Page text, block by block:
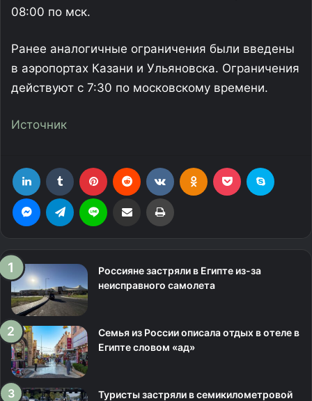
08:00 по мск.
Ранее аналогичные ограничения были введены
в аэропортах Казани и Ульяновска. Ограничения
действуют с 7:30 по московскому времени.
Источник
Россияне застряли в Египте из-за
неисправного самолета
Семья из России описала отдых в отеле в
Египте словом «ад»
Туристы застряли в семикилометровой